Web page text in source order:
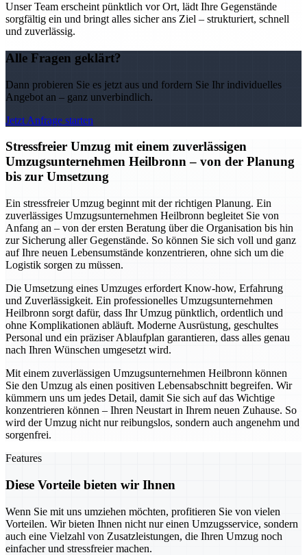
Unser Team erscheint pünktlich vor Ort, lädt Ihre Gegenstände
sorgfältig ein und bringt alles sicher ans Ziel – strukturiert, schnell
und zuverlässig.
Alle Fragen geklärt?
Dann probieren Sie es jetzt aus und fordern Sie Ihr individuelles
Angebot an – ganz unverbindlich.
Jetzt Anfrage starten
Stressfreier Umzug mit einem zuverlässigen
Umzugsunternehmen Heilbronn – von der Planung
bis zur Umsetzung
Ein stressfreier Umzug beginnt mit der richtigen Planung. Ein
zuverlässiges Umzugsunternehmen Heilbronn begleitet Sie von
Anfang an – von der ersten Beratung über die Organisation bis hin
zur Sicherung aller Gegenstände. So können Sie sich voll und ganz
auf Ihre neuen Lebensumstände konzentrieren, ohne sich um die
Logistik sorgen zu müssen.
Die Umsetzung eines Umzuges erfordert Know-how, Erfahrung
und Zuverlässigkeit. Ein professionelles Umzugsunternehmen
Heilbronn sorgt dafür, dass Ihr Umzug pünktlich, ordentlich und
ohne Komplikationen abläuft. Moderne Ausrüstung, geschultes
Personal und ein präziser Ablaufplan garantieren, dass alles genau
nach Ihren Wünschen umgesetzt wird.
Mit einem zuverlässigen Umzugsunternehmen Heilbronn können
Sie den Umzug als einen positiven Lebensabschnitt begreifen. Wir
kümmern uns um jedes Detail, damit Sie sich auf das Wichtige
konzentrieren können – Ihren Neustart in Ihrem neuen Zuhause. So
wird der Umzug nicht nur reibungslos, sondern auch angenehm und
sorgenfrei.
Features
Diese Vorteile bieten wir Ihnen
Wenn Sie mit uns umziehen möchten, profitieren Sie von vielen
Vorteilen. Wir bieten Ihnen nicht nur einen Umzugsservice, sondern
auch eine Vielzahl von Zusatzleistungen, die Ihren Umzug noch
einfacher und stressfreier machen.